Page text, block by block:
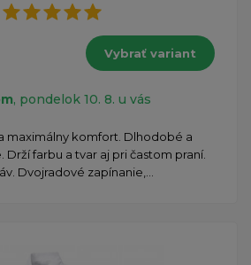
Vybrať variant
, pondelok 10. 8. u vás
maximálny komfort. Dlhodobé a
Drží farbu a tvar aj pri častom praní.
Dvojradové zapínanie,...